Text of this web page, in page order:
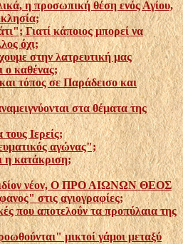
η προσωπική θέση ενός Αγίου,
Γιατί κάποιος μπορεί να
όχι;
στην λατρευτική μας
ο καθένας;
τόπος σε Παράδεισο και
στα θέματα της
Ιερείς;
αγώνας";
η κατάκριση;
νέον, Ο ΠΡΟ ΑΙΩΝΩΝ ΘΕΟΣ
στις αγιογραφίες;
που αποτελούν τα προπύλαια της
μικτοί γάμοι μεταξύ